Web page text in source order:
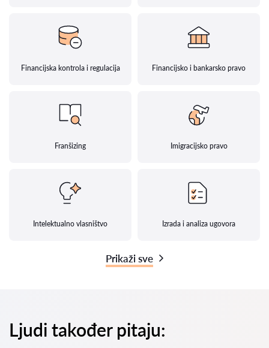
Financijska kontrola i regulacija Financijsko i bankarsko pravo
Franšizing Imigracijsko pravo
Intelektualno vlasništvo Izrada i analiza ugovora
Prikaži sve
Ljudi također pitaju: